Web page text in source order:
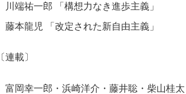
川端祐一郎 「構想力なき進歩主義」
藤本龍児 「改定された新自由主義」
〔連載〕
富岡幸一郎・浜崎洋介・藤井聡・柴山桂